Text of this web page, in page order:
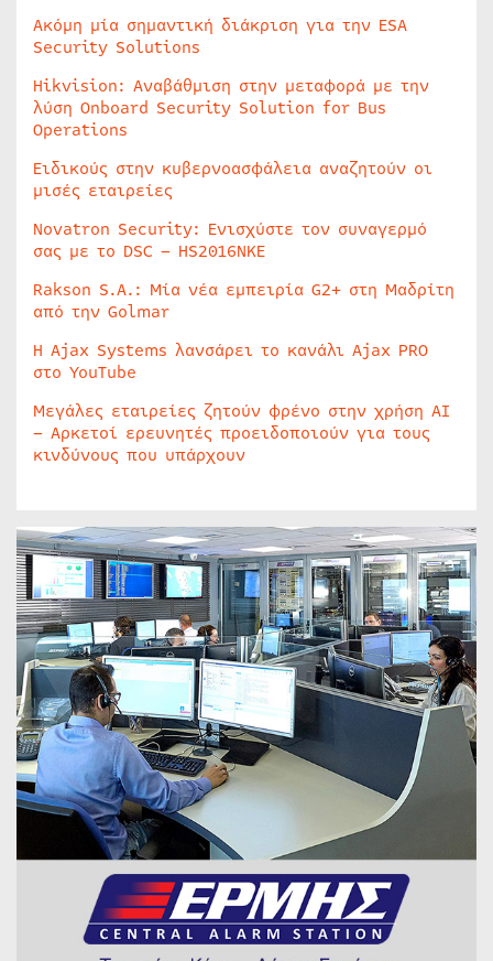
Ακόμη μία σημαντική διάκριση για την ESA
Security Solutions
Hikvision: Αναβάθμιση στην μεταφορά με την
λύση Onboard Security Solution for Bus
Operations
Ειδικούς στην κυβερνοασφάλεια αναζητούν οι
μισές εταιρείες
Novatron Security: Ενισχύστε τον συναγερμό
σας με το DSC – HS2016NKE
Rakson S.A.: Μία νέα εμπειρία G2+ στη Μαδρίτη
από την Golmar
Η Ajax Systems λανσάρει το κανάλι Ajax PRO
στο YouTube
Μεγάλες εταιρείες ζητούν φρένο στην χρήση AI
– Αρκετοί ερευνητές προειδοποιούν για τους
κινδύνους που υπάρχουν